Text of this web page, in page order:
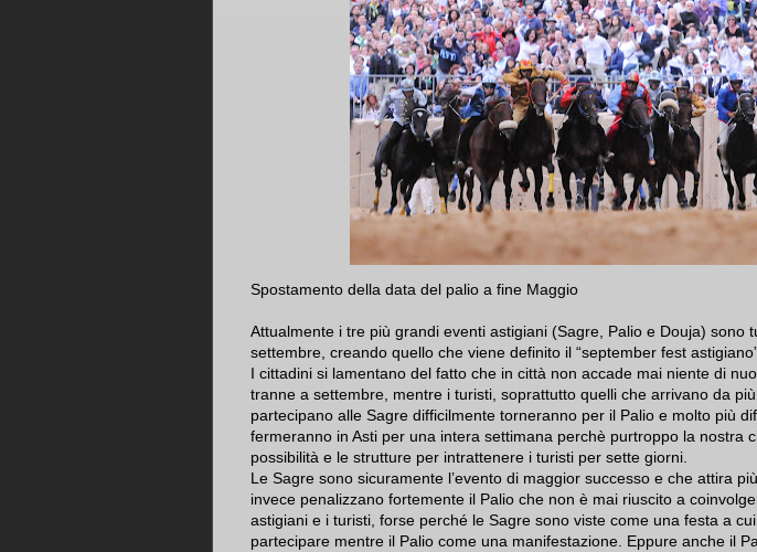
Spostamento della data del palio a fine Maggio
Attualmente i tre più grandi eventi astigiani (Sagre, Palio e Douja) sono
settembre, creando quello che viene definito il “september fest
I cittadini si lamentano del fatto che in città non accade mai niente di
tranne a settembre, mentre i turisti, soprattutto quelli che arrivano da
partecipano alle Sagre difficilmente torneranno per il Palio e molto più
fermeranno in Asti per una intera settimana perchè purtroppo la nostra
possibilità e le strutture per intrattenere i turisti per sette giorni.
Le Sagre sono sicuramente l’evento di maggior successo e che attira
invece penalizzano fortemente il Palio che non è mai riuscito a
astigiani e i turisti, forse perché le Sagre sono viste come una festa a
partecipare mentre il Palio come una manifestazione. Eppure anche il